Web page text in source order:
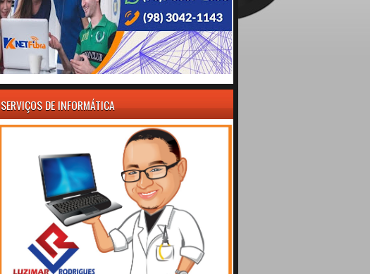
SERVIÇOS DE INFORMÁTICA